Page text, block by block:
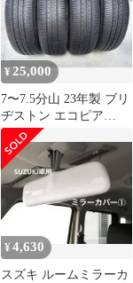
¥25,000
7〜7.5分山 23年製 ブリ
ヂストン エコピア
EP150 165/55r15
¥4,630
スズキ ルームミラーカ